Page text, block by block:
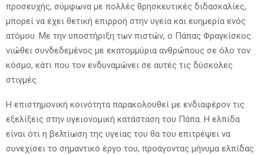
προσευχής, σύμφωνα με πολλές θρησκευτικές διδασκαλίες,
μπορεί να έχει θετική επιρροή στην υγεία και ευημερία ενός
ατόμου. Με την υποστήριξη των πιστών, ο Πάπας Φραγκίσκος
νιώθει συνδεδεμένος με εκατομμύρια ανθρώπους σε όλο τον
κόσμο, κάτι που τον ενδυναμώνει σε αυτές τις δύσκολες
στιγμές.
Η επιστημονική κοινότητα παρακολουθεί με ενδιαφέρον τις
εξελίξεις στην υγειονομική κατάσταση του Πάπα. Η ελπίδα
είναι ότι η βελτίωση της υγείας του θα του επιτρέψει να
συνεχίσει το σημαντικό έργο του, προάγοντας μήνυμα ελπίδας